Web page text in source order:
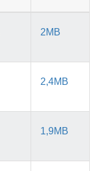
2MB
2,4MB
1,9MB